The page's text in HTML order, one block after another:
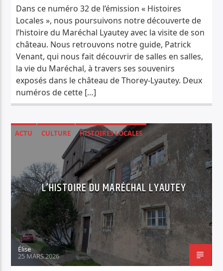
Dans ce numéro 32 de l’émission « Histoires
Locales », nous poursuivons notre découverte de
l’histoire du Maréchal Lyautey avec la visite de son
château. Nous retrouvons notre guide, Patrick
Venant, qui nous fait découvrir de salles en salles,
la vie du Maréchal, à travers ses souvenirs
exposés dans le château de Thorey-Lyautey. Deux
numéros de cette […]
ACTU CULTURE HISTOIRES LOCALES
L’HISTOIRE DU MARÉCHAL LYAUTEY
Élise
25 MARS 2026